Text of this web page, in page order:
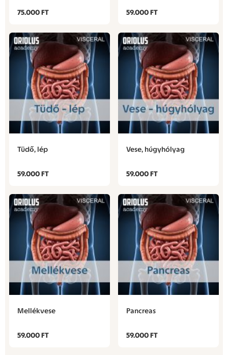
75.000 FT 59.000 FT
Tüdő, lép
59.000 FT
Vese, húgyhólyag
59.000 FT
Mellékvese
59.000 FT
Pancreas
59.000 FT